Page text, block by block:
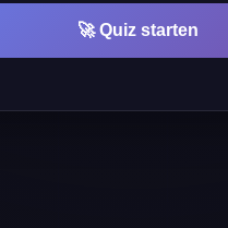
🚀 Quiz starten